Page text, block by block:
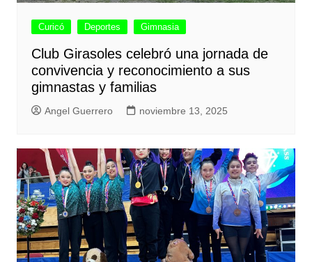
Curicó Deportes Gimnasia
Club Girasoles celebró una jornada de
convivencia y reconocimiento a sus
gimnastas y familias
Angel Guerrero noviembre 13, 2025